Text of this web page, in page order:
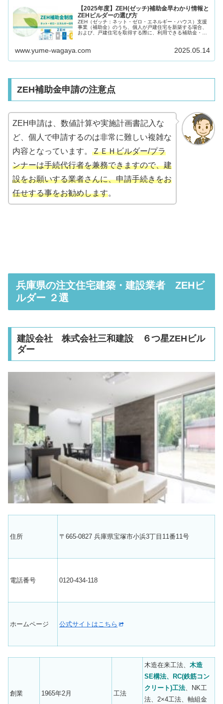
【2025年度】ZEH(ゼッチ)補助金早わかり情報と
ZEHビルダーの選び方
ZEH（ゼッチ：ネット・ゼロ・エネルギー・ハウス）支援
事業（補助金）のうち、個人が戸建住宅を新築する場合、
および、戸建住宅を取得する際に、利用できる補助金・税
www.yume-wagaya.com 2025.05.14
ZEH補助金申請の注意点
ZEH申請は、数値計算や実施計画書記入な
ど、個人で申請するのは非常に難しい複雑な
内容となっています。 ＺＥＨビルダー/プラ
ンナーは手続代行者を兼務できますので、建
設をお願いする業者さんに、申請手続きをお
任せする事をお勧めします。
兵庫県の注文住宅建築・建設業者 ZEHビ
ルダー ２選
建設会社 株式会社三和建設 ６つ星ZEHビル
ダー
住所 〒665-0827 兵庫県宝塚市小浜3丁目11番11号
電話番号 0120-434-118
ホームページ 公式サイトはこちら
創業 1965年2月 工法
木造在来工法、 木造
SE構法、RC(鉄筋コン
クリート)工法、NK工
法、2×4工法、軸組金